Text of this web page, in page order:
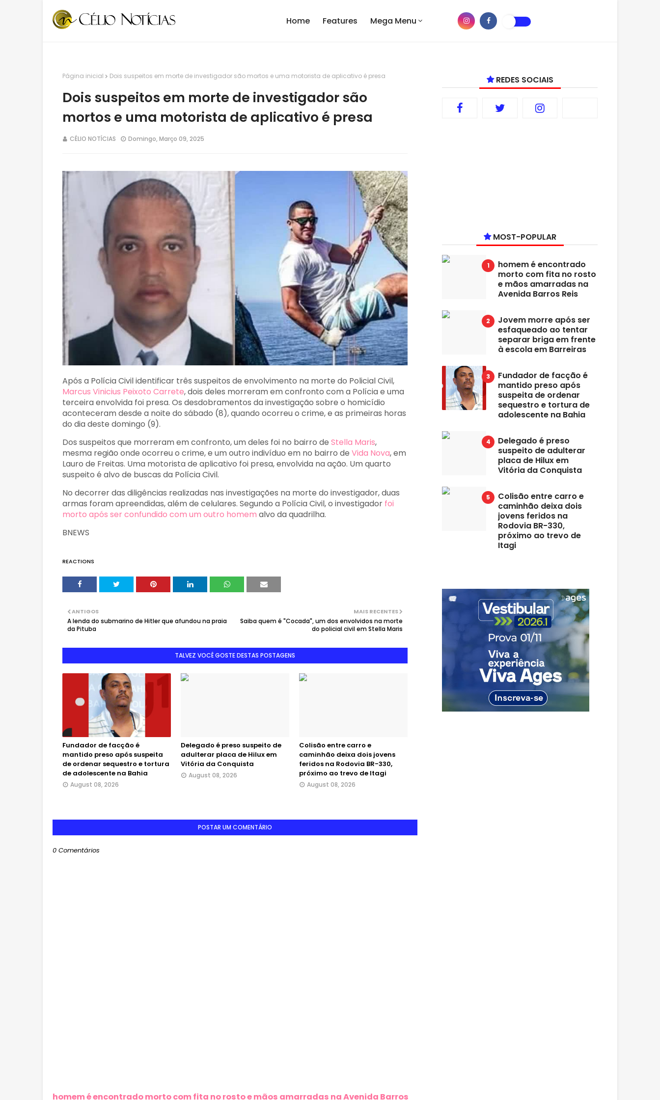
Home Features Mega Menu
Página inicial Dois suspeitos em morte de investigador são mortos e uma motorista de aplicativo é presa
Dois suspeitos em morte de investigador são
mortos e uma motorista de aplicativo é presa
CÉLIO NOTÍCIAS Domingo, Março 09, 2025
Após a Polícia Civil identificar três suspeitos de envolvimento na morte do Policial Civil,
Marcus Vinicius Peixoto Carrete, dois deles morreram em confronto com a Polícia e uma
terceira envolvida foi presa. Os desdobramentos da investigação sobre o homicídio
aconteceram desde a noite do sábado (8), quando ocorreu o crime, e as primeiras horas
do dia deste domingo (9).
Dos suspeitos que morreram em confronto, um deles foi no bairro de Stella Maris,
mesma região onde ocorreu o crime, e um outro indivíduo em no bairro de Vida Nova, em
Lauro de Freitas. Uma motorista de aplicativo foi presa, envolvida na ação. Um quarto
suspeito é alvo de buscas da Polícia Civil.
No decorrer das diligências realizadas nas investigações na morte do investigador, duas
armas foram apreendidas, além de celulares. Segundo a Polícia Civil, o investigador foi
morto após ser confundido com um outro homem alvo da quadrilha.
BNEWS
REACTIONS
MAIS RECENTES
Saiba quem é "Cocada", um dos envolvidos na morte
do policial civil em Stella Maris
ANTIGOS
A lenda do submarino de Hitler que afundou na praia
da Pituba
TALVEZ VOCÊ GOSTE DESTAS POSTAGENS
Fundador de facção é
mantido preso após suspeita
de ordenar sequestro e tortura
de adolescente na Bahia
August 08, 2026
Delegado é preso suspeito de
adulterar placa de Hilux em
Vitória da Conquista
August 08, 2026
Colisão entre carro e
caminhão deixa dois jovens
feridos na Rodovia BR-330,
próximo ao trevo de Itagi
August 08, 2026
POSTAR UM COMENTÁRIO
0 Comentários
homem é encontrado morto com fita no rosto e mãos amarradas na Avenida Barros
REDES SOCIAIS
MOST-POPULAR
homem é encontrado
morto com fita no rosto
e mãos amarradas na
Avenida Barros Reis
Jovem morre após ser
esfaqueado ao tentar
separar briga em frente
à escola em Barreiras
Fundador de facção é
mantido preso após
suspeita de ordenar
sequestro e tortura de
adolescente na Bahia
Delegado é preso
suspeito de adulterar
placa de Hilux em
Vitória da Conquista
Colisão entre carro e
caminhão deixa dois
jovens feridos na
Rodovia BR-330,
próximo ao trevo de
Itagi